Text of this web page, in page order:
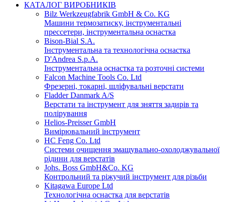
КАТАЛОГ ВИРОБНИКІВ
Bilz Werkzeugfabrik GmbH & Co. KG
Машини термозатиску, інструментальні
прессетери, інструментальна оснастка
Bison-Bial S.A.
Інструментальна та технологічна оснастка
D'Andrea S.p.A.
Інструментальна оснастка та розточні системи
Falcon Machine Tools Co. Ltd
Фрезерні, токарні, шліфувальні верстати
Fladder Danmark A/S
Верстати та інструмент для зняття задирів та
полірування
Helios-Preisser GmbH
Вимірювальний інструмент
HC Feng Co. Ltd
Системи очищення змащувально-охолоджувальної
рідини для верстатів
Johs. Boss GmbH&Co. KG
Контрольний та ріжучий інструмент для різьби
Kitagawa Europe Ltd
Технологічна оснастка для верстатів